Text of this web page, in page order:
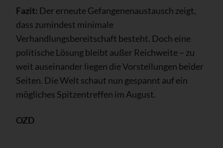
Fazit: Der erneute Gefangenenaustausch zeigt,
dass zumindest minimale
Verhandlungsbereitschaft besteht. Doch eine
politische Lösung bleibt außer Reichweite – zu
weit auseinander liegen die Vorstellungen beider
Seiten. Die Welt schaut nun gespannt auf ein
mögliches Spitzentreffen im August.
OZD